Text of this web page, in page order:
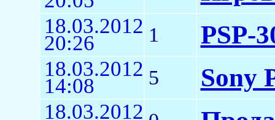
18.03.2012
20:26 1
18.03.2012
14:08 5 Sony
18.03.2012